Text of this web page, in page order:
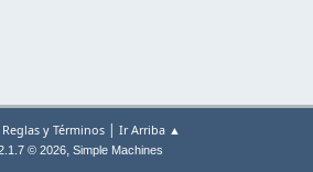
Reglas y Términos | Ir Arriba ▲
© 2026, Simple Machines